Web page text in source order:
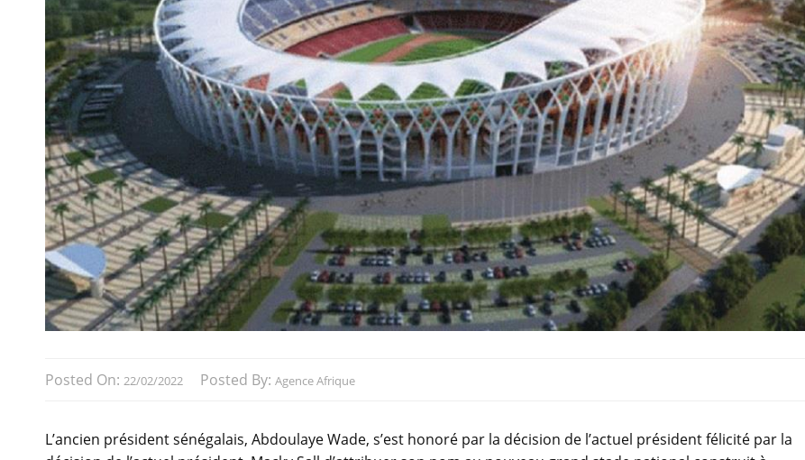
Posted On: 22/02/2022 Posted By: Agence Afrique
L’ancien président sénégalais, Abdoulaye Wade, s’est honoré par la décision de l’actuel président félicité par la